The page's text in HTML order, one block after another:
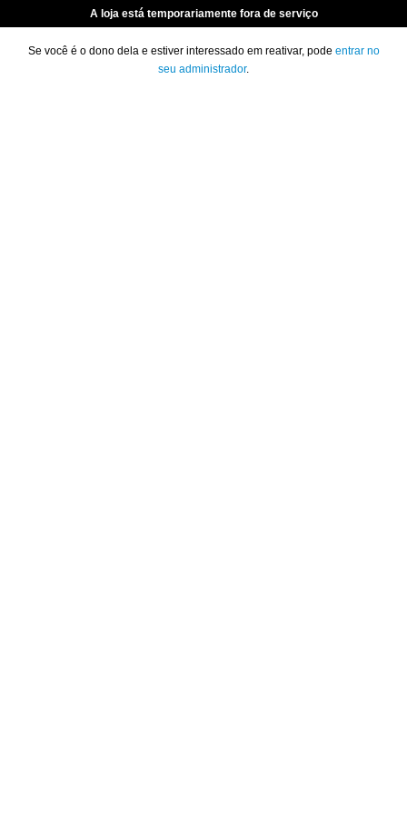
A loja está temporariamente fora de serviço
Se você é o dono dela e estiver interessado em reativar, pode entrar no
seu administrador.